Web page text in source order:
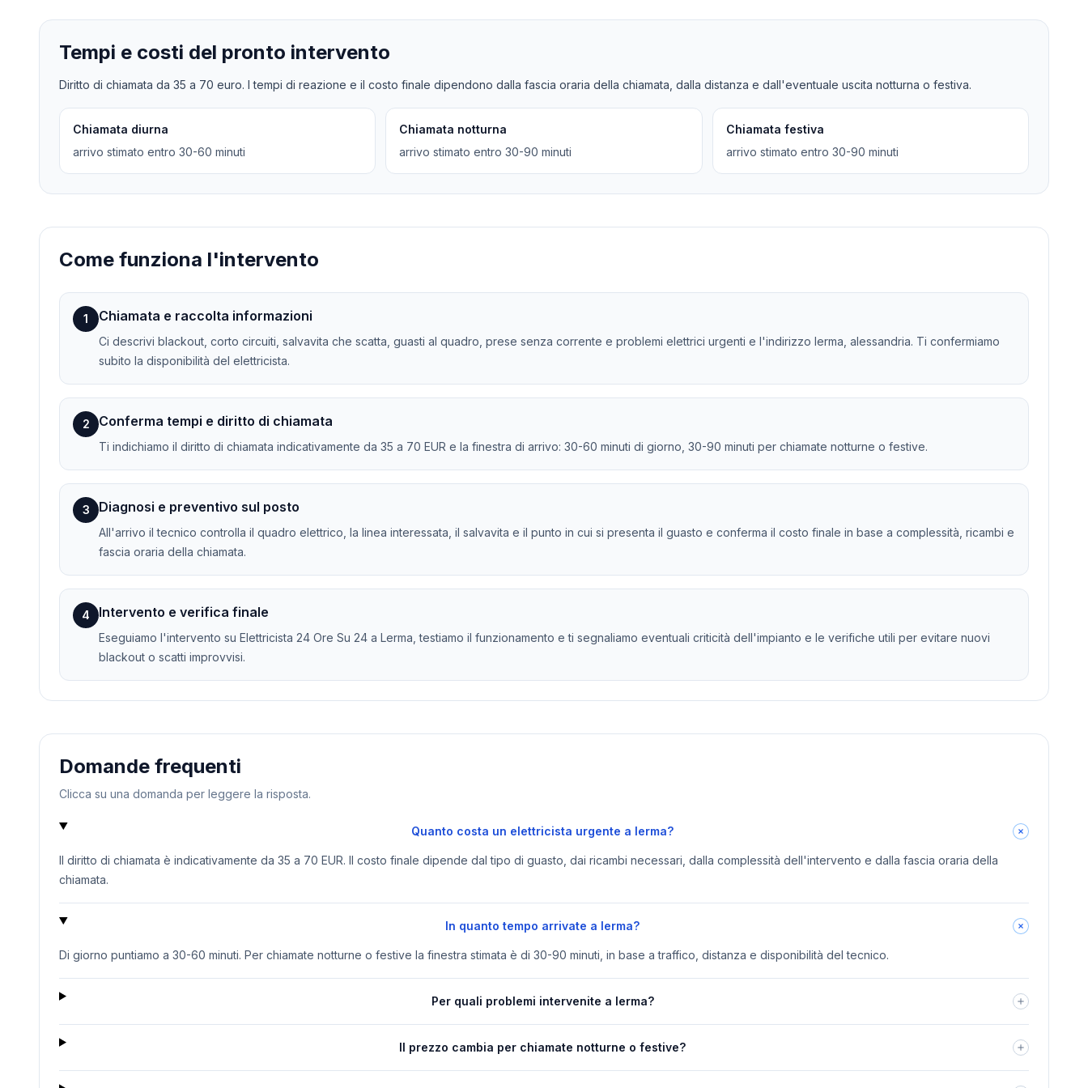
Tempi e costi del pronto intervento
Diritto di chiamata da 35 a 70 euro. I tempi di reazione e il costo finale dipendono dalla fascia oraria della chiamata, dalla distanza e dall'eventuale uscita notturna o festiva.
Chiamata diurna
arrivo stimato entro 30-60 minuti
Chiamata notturna
arrivo stimato entro 30-90 minuti
Chiamata festiva
arrivo stimato entro 30-90 minuti
Come funziona l'intervento
1 Chiamata e raccolta informazioni
Ci descrivi blackout, corto circuiti, salvavita che scatta, guasti al quadro, prese senza corrente e problemi elettrici urgenti e l'indirizzo lerma, alessandria. Ti confermiamo
subito la disponibilità del elettricista.
2 Conferma tempi e diritto di chiamata
Ti indichiamo il diritto di chiamata indicativamente da 35 a 70 EUR e la finestra di arrivo: 30-60 minuti di giorno, 30-90 minuti per chiamate notturne o festive.
3 Diagnosi e preventivo sul posto
All'arrivo il tecnico controlla il quadro elettrico, la linea interessata, il salvavita e il punto in cui si presenta il guasto e conferma il costo finale in base a complessità, ricambi e
fascia oraria della chiamata.
4 Intervento e verifica finale
Eseguiamo l'intervento su Elettricista 24 Ore Su 24 a Lerma, testiamo il funzionamento e ti segnaliamo eventuali criticità dell'impianto e le verifiche utili per evitare nuovi
blackout o scatti improvvisi.
Domande frequenti
Clicca su una domanda per leggere la risposta.
Quanto costa un elettricista urgente a lerma?
Il diritto di chiamata è indicativamente da 35 a 70 EUR. Il costo finale dipende dal tipo di guasto, dai ricambi necessari, dalla complessità dell'intervento e dalla fascia oraria della
chiamata.
In quanto tempo arrivate a lerma?
Di giorno puntiamo a 30-60 minuti. Per chiamate notturne o festive la finestra stimata è di 30-90 minuti, in base a traffico, distanza e disponibilità del tecnico.
Per quali problemi intervenite a lerma?
Il prezzo cambia per chiamate notturne o festive?